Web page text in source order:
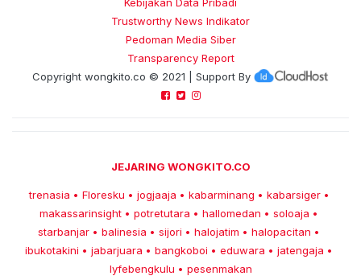
Trustworthy News Indikator
Pedoman Media Siber
Transparency Report
Copyright wongkito.co © 2021 | Support By
JEJARING WONGKITO.CO
trenasia • Floresku • jogjaaja • kabarminang • kabarsiger •
makassarinsight • potretutara • hallomedan • soloaja •
starbanjar • balinesia • sijori • halojatim • halopacitan •
ibukotakini • jabarjuara • bangkoboi • eduwara • jatengaja •
lyfebengkulu • pesenmakan